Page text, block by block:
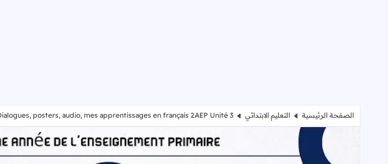
الصفحة الرئيسية التعليم الابتدائي posters, audio, mes apprentissages en français 2AEP Unité 3